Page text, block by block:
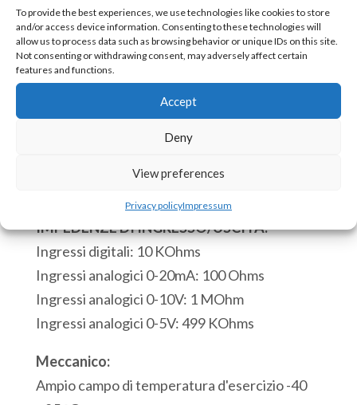
To provide the best experiences, we use technologies like cookies to store
and/or access device information. Consenting to these technologies will
allow us to process data such as browsing behavior or unique IDs on this site.
Not consenting or withdrawing consent, may adversely affect certain
features and functions.
Accept
Deny
View preferences
Privacy policyImpressum
Ingressi
Digitali
12
Uscite
Modbus/ASCII
1
Porta
USB
Modbus
CPU:
Orologio in tempo reale.
Processo di un ciclo di scansione di 110
microsecondi.
Massimo blocchi di istruzione: 4000
Massimo di subroutine: 68
IMPEDENZE DI INGRESSO/USCITA:
Ingressi digitali: 10 KOhms
Ingressi analogici 0-20mA: 100 Ohms
Ingressi analogici 0-10V: 1 MOhm
Ingressi analogici 0-5V: 499 KOhms
Meccanico:
Ampio campo di temperatura d'esercizio -40